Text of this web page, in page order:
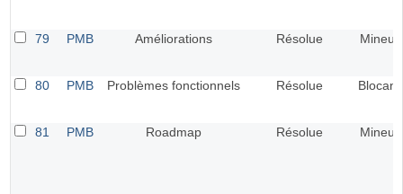
79 PMB Améliorations Résolue Mineur
80 PMB Problèmes fonctionnels Résolue Blocant
81 PMB Roadmap Résolue Mineur